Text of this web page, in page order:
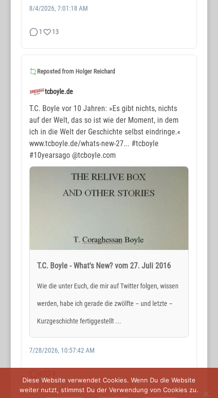
8/4/2026, 7:01:18 AM
1 13
Reposted from Holger Reichard
tcboyle.de
T.C. Boyle vor 10 Jahren: »Es gibt nichts, nichts
auf der Welt, das so ist wie der Moment, in dem
ich in die Welt der Geschichte selbst eindringe.«
www.tcboyle.de/whats-new-27... #tcboyle
#10yearsago@tcboyle.com
T.C. Boyle - What's New? vom 27. Juli 2016
Wie die unter Euch, die mir auf Twitter folgen, wissen
werden, habe ich gerade die zwölfte – und letzte –
Kurzgeschichte fertiggestellt ...
7/28/2026, 10:57:42 AM
WORTMAX
www.wortmax.de
Buchvorstellungen und Beobachtungen
www.wortmax.com
Das Kreativ-Netzwerk
KONTAKT
www.wortmax.net
Holger Reichard
SOCIAL MEDIA
Diese Website verwendet Cookies. Wenn Du die Website
weiter nutzt, stimmst Du der Verwendung von Cookies zu.